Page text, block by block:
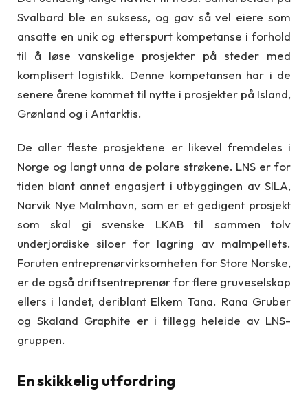
Svalbard ble en suksess, og gav så vel eiere som
ansatte en unik og etterspurt kompetanse i forhold
til å løse vanskelige prosjekter på steder med
komplisert logistikk. Denne kompetansen har i de
senere årene kommet til nytte i prosjekter på Island,
Grønland og i Antarktis.
De aller fleste prosjektene er likevel fremdeles i
Norge og langt unna de polare strøkene. LNS er for
tiden blant annet engasjert i utbyggingen av SILA,
Narvik Nye Malmhavn, som er et gedigent prosjekt
som skal gi svenske LKAB til sammen tolv
underjordiske siloer for lagring av malmpellets.
Foruten entreprenørvirksomheten for Store Norske,
er de også driftsentreprenør for flere gruveselskap
ellers i landet, deriblant Elkem Tana. Rana Gruber
og Skaland Graphite er i tillegg heleide av LNS-
gruppen.
En skikkelig utfordring